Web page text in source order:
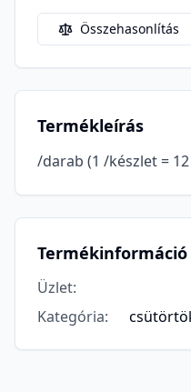
Összehasonlítás
Termékleírás
/darab (1 /készlet = 12
Termékinformáció
Üzlet:
Kategória: